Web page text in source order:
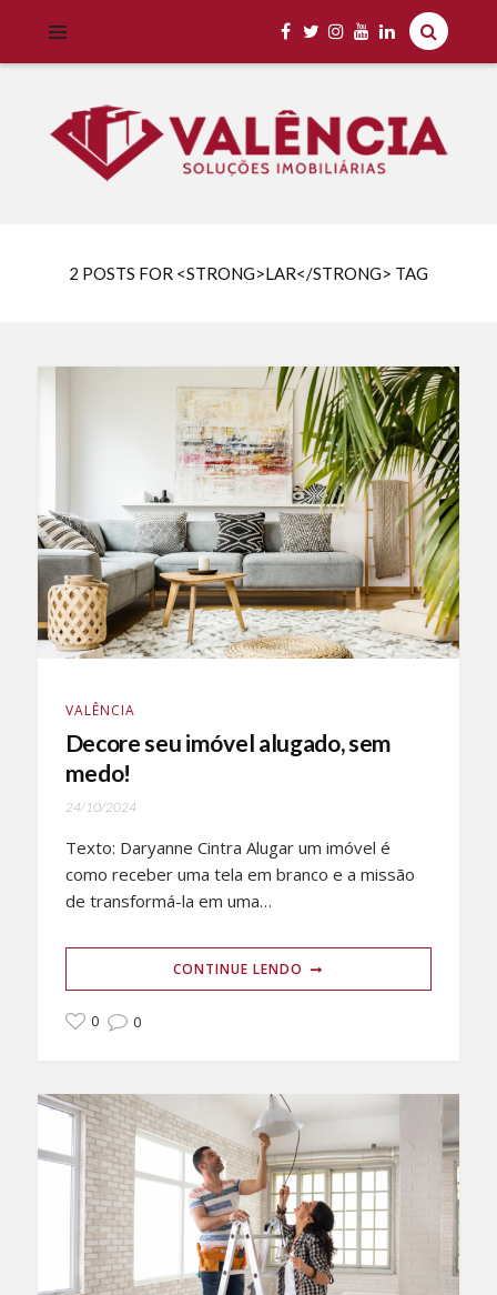
2 POSTS FOR <STRONG>LAR</STRONG> TAG
VALÊNCIA
Decore seu imóvel alugado, sem
medo!
24/10/2024
Texto: Daryanne Cintra Alugar um imóvel é
como receber uma tela em branco e a missão
de transformá-la em uma…
CONTINUE LENDO
0 0